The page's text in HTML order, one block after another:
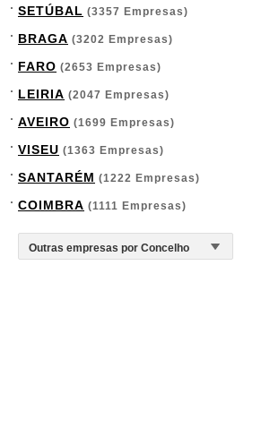
SETÚBAL (3357 Empresas)
BRAGA (3202 Empresas)
FARO (2653 Empresas)
LEIRIA (2047 Empresas)
AVEIRO (1699 Empresas)
VISEU (1363 Empresas)
SANTARÉM (1222 Empresas)
COIMBRA (1111 Empresas)